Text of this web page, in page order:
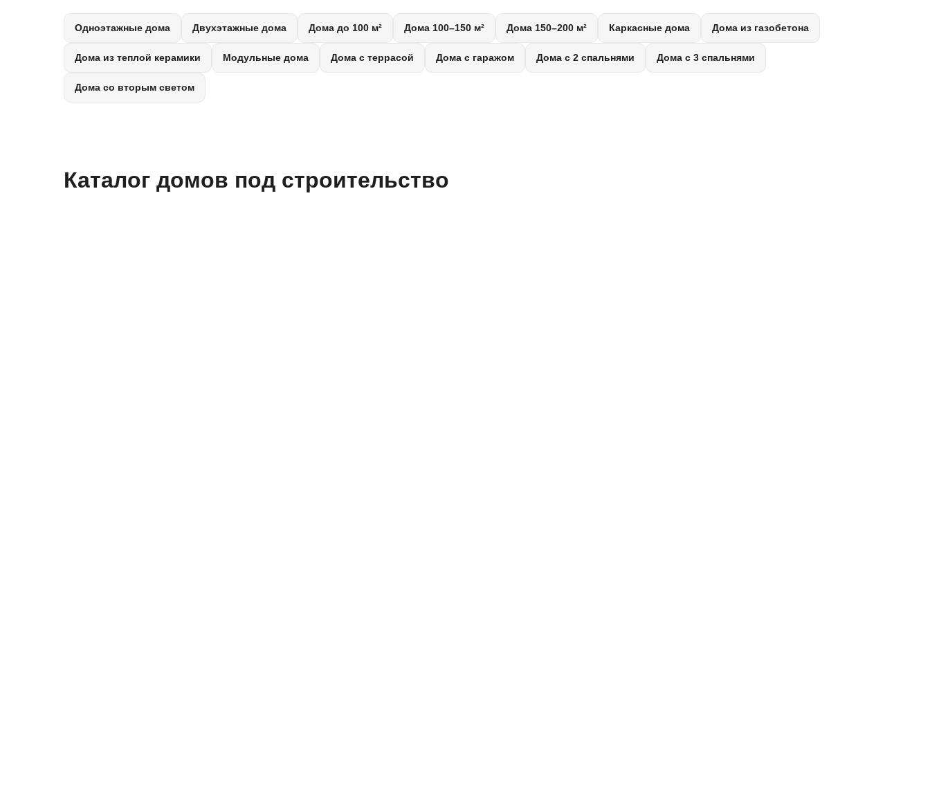
Одноэтажные дома Двухэтажные дома Дома до 100 м² Дома 100–150 м² Дома 150–200 м² Каркасные дома Дома из газобетона
Дома из теплой керамики Модульные дома Дома с террасой Дома с гаражом Дома с 2 спальнями Дома с 3 спальнями
Дома со вторым светом
Каталог домов под строительство